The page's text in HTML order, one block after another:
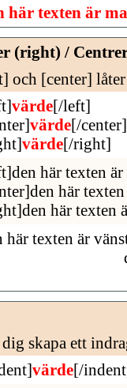
här texten är
(right) /
och [center]
värde[/left]
värde[/center]
värde[/right]
här texten
här
här texten
här texten är
skapa ett
värde[/